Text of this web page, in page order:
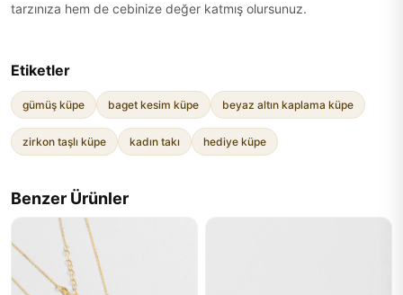
tarzınıza hem de cebinize değer katmış olursunuz.
Etiketler
gümüş küpe baget kesim küpe beyaz altın kaplama küpe
zirkon taşlı küpe kadın takı hediye küpe
Benzer Ürünler